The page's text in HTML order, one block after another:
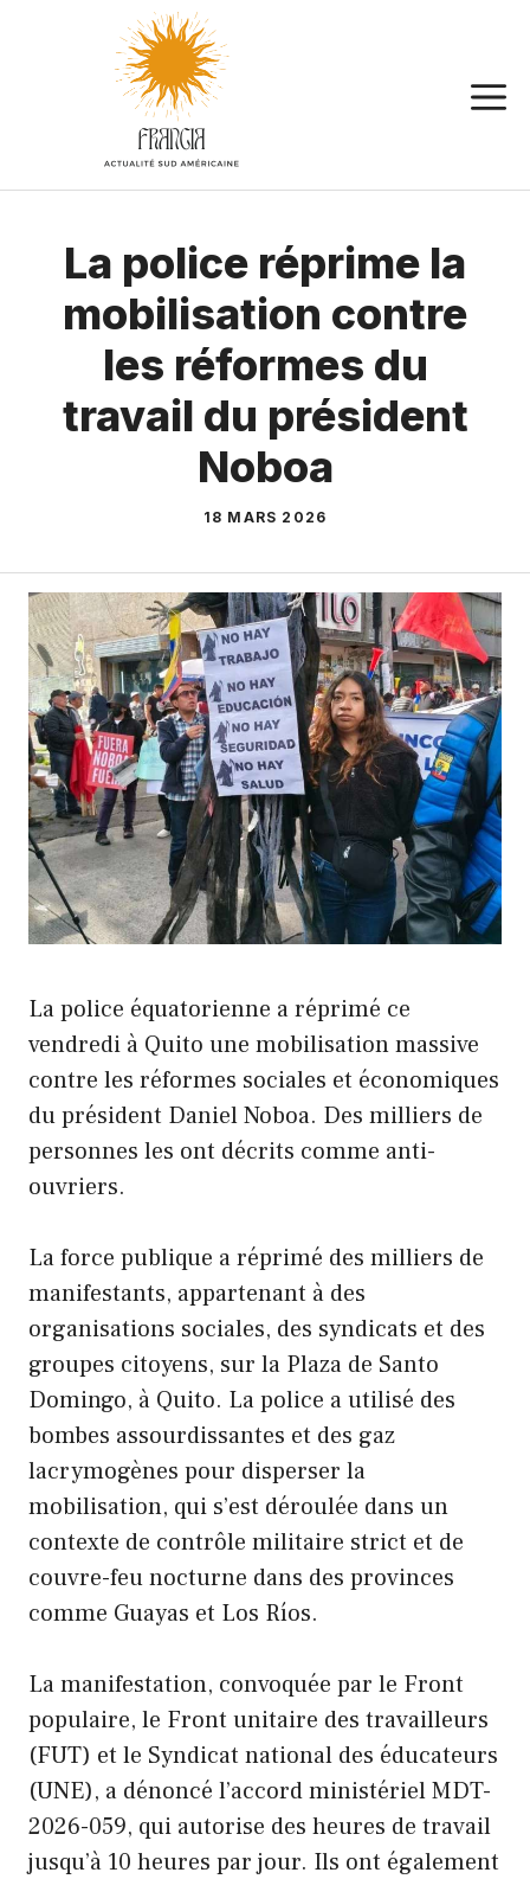
La police réprime la
mobilisation contre
les réformes du
travail du président
Noboa
18 MARS 2026
La police équatorienne a réprimé ce
vendredi à Quito une mobilisation massive
contre les réformes sociales et économiques
du président Daniel Noboa. Des milliers de
personnes les ont décrits comme anti-
ouvriers.
La force publique a réprimé des milliers de
manifestants, appartenant à des
organisations sociales, des syndicats et des
groupes citoyens, sur la Plaza de Santo
Domingo, à Quito. La police a utilisé des
bombes assourdissantes et des gaz
lacrymogènes pour disperser la
mobilisation, qui s’est déroulée dans un
contexte de contrôle militaire strict et de
couvre-feu nocturne dans des provinces
comme Guayas et Los Ríos.
La manifestation, convoquée par le Front
populaire, le Front unitaire des travailleurs
(FUT) et le Syndicat national des éducateurs
(UNE), a dénoncé l’accord ministériel MDT-
2026-059, qui autorise des heures de travail
jusqu’à 10 heures par jour. Ils ont également